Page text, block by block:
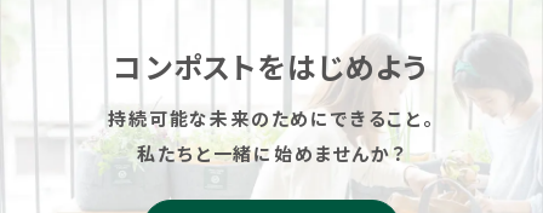
MORIUMIUSとローカルフー
ドサイクリング […]
コンポストをはじめよう
持続可能な未来のためにできること。
私たちと一緒に始めませんか？